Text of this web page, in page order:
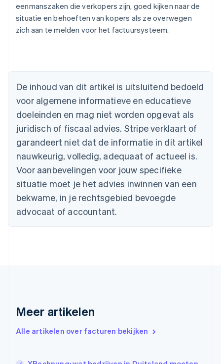
eenmanszaken die verkopers zijn, goed kijken naar de
situatie en behoeften van kopers als ze overwegen
zich aan te melden voor het factuursysteem.
De inhoud van dit artikel is uitsluitend bedoeld
voor algemene informatieve en educatieve
doeleinden en mag niet worden opgevat als
juridisch of fiscaal advies. Stripe verklaart of
garandeert niet dat de informatie in dit artikel
nauwkeurig, volledig, adequaat of actueel is.
Voor aanbevelingen voor jouw specifieke
situatie moet je het advies inwinnen van een
bekwame, in je rechtsgebied bevoegde
advocaat of accountant.
Meer artikelen
Alle artikelen over facturen bekijken
België
Brazilië
PortuguêsEnglish
Bulgarije
English
Canada
English Français
Cyprus
English
Denemarken
Duitsland
DeutschEnglish
Estland
English
Finland
Hongarije
Hongkong SAR, China
English